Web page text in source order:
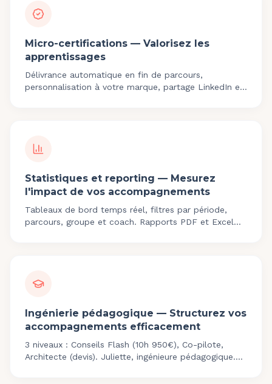
Micro-certifications — Valorisez les
apprentissages
Délivrance automatique en fin de parcours,
personnalisation à votre marque, partage LinkedIn et
Statistiques et reporting — Mesurez
l'impact de vos accompagnements
Tableaux de bord temps réel, filtres par période,
parcours, groupe et coach. Rapports PDF et Excel
Ingénierie pédagogique — Structurez vos
accompagnements efficacement
3 niveaux : Conseils Flash (10h 950€), Co-pilote,
Architecte (devis). Juliette, ingénieure pédagogique.